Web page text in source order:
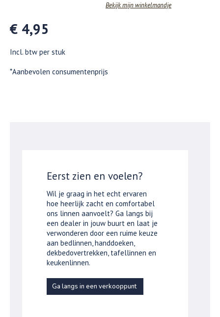
Bekijk mijn winkelmandje
€ 4,95
Incl. btw per stuk
*Aanbevolen consumentenprijs
Eerst zien en voelen?
Wil je graag in het echt ervaren
hoe heerlijk zacht en comfortabel
ons linnen aanvoelt? Ga langs bij
een dealer in jouw buurt en laat je
verwonderen door een ruime keuze
aan bedlinnen, handdoeken,
dekbedovertrekken, tafellinnen en
keukenlinnen.
Ga langs in een verkooppunt